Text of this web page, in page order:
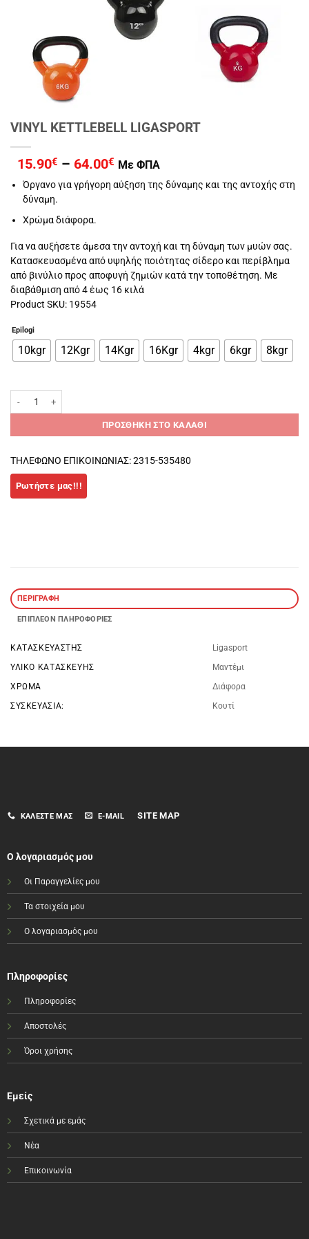
VINYL KETTLEBELL LIGASPORT
15.90€ – 64.00€ Price
range:
15.90€
Με ΦΠΑ
Όργανο για γρήγορη αύξηση της δύναμης και της αντοχής στη
δύναμη.
Χρώμα διάφορα.
Για να αυξήσετε άμεσα την αντοχή και τη δύναμη των μυών σας.
Kατασκευασμένα από υψηλής ποιότητας σίδερο και περίβλημα
από βινύλιο προς αποφυγή ζημιών κατά την τοποθέτηση. Με
διαβάθμιση από 4 έως 16 κιλά
Product SKU: 19554
Epilogi
10kgr 12Kgr 14Kgr 16Kgr 4kgr 6kgr 8kgr
ΠΡΟΣΘΉΚΗ ΣΤΟ ΚΑΛΆΘΙ
ΤΗΛΕΦΩΝΟ ΕΠΙΚΟΙΝΩΝΙΑΣ: 2315-535480
ΠΕΡΙΓΡΑΦΉ
ΕΠΙΠΛΈΟΝ ΠΛΗΡΟΦΟΡΊΕΣ
ΚΑΤΑΣΚΕΥΑΣΤΉΣ
Ligasport
ΥΛΙΚΌ ΚΑΤΑΣΚΕΥΉΣ
Μαντέμι
ΧΡΏΜΑ
Διάφορα
ΣΥΣΚΕΥΑΣΊΑ:
Κουτί
ΚΑΛΈΣΤΕ ΜΑΣ E-MAIL SITE MAP
Ο λογαριασμός μου
Οι Παραγγελίες μου
Τα στοιχεία μου
Ο λογαριασμός μου
Πληροφορίες
Πληροφορίες
Αποστολές
Όροι χρήσης
Εμείς
Σχετικά με εμάς
Νέα
Επικοινωνία